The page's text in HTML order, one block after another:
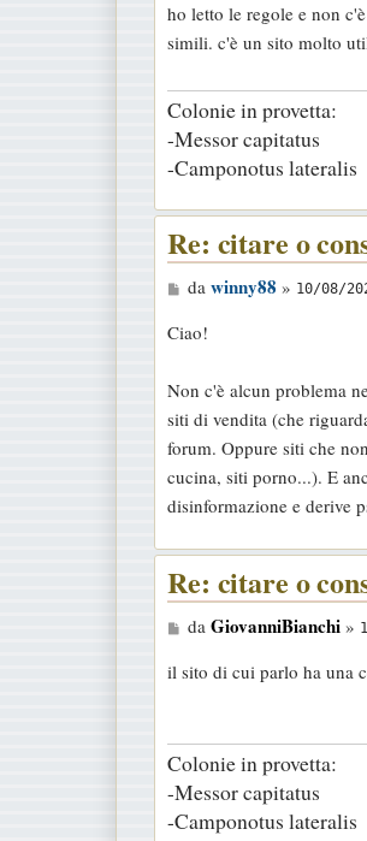
s
s
g
g
i
ho letto le regole e non
simili. c'è un sito molto
Colonie in provetta:
-Messor capitatus
-Camponotus lateralis
Re: citare o
M
s
a
g
g
i
o
da winny88 » 10/08/
Ciao!
Non c'è alcun problema
siti di vendita (che
forum. Oppure siti che
cucina, siti porno...). E
disinformazione e derive
Re: citare o
M
s
a
g
g
i
da GiovanniBianchi»
il sito di cui parlo ha una
Colonie in provetta:
-Messor capitatus
-Camponotus lateralis